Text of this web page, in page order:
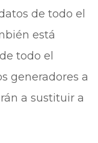
de todo el
está
todo el
generadores a
a sustituir a